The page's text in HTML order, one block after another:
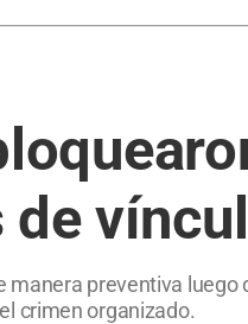
de
manera preventiva
crimen organizado.